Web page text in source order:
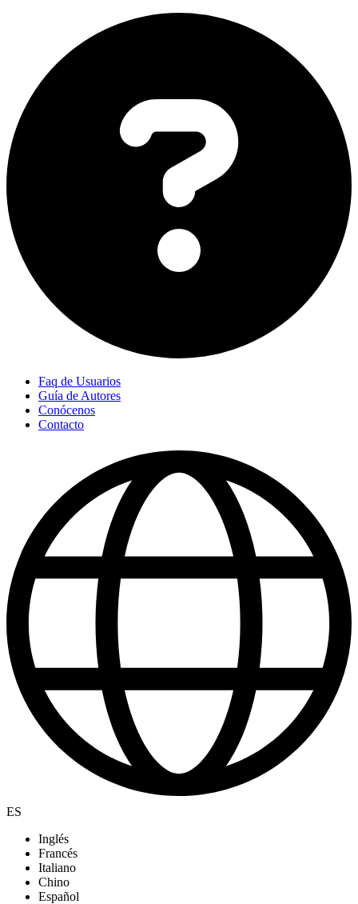
Faq de Usuarios
Guía de Autores
Conócenos
Contacto
ES
Inglés
Francés
Italiano
Chino
Español